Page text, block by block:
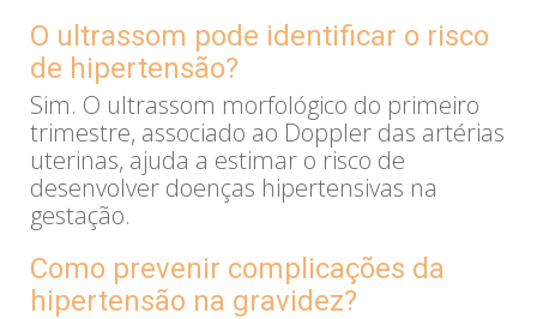
O ultrassom pode identificar o risco
de hipertensão?
Sim. O ultrassom morfológico do primeiro
trimestre, associado ao Doppler das artérias
uterinas, ajuda a estimar o risco de
desenvolver doenças hipertensivas na
gestação.
Como prevenir complicações da
hipertensão na gravidez?